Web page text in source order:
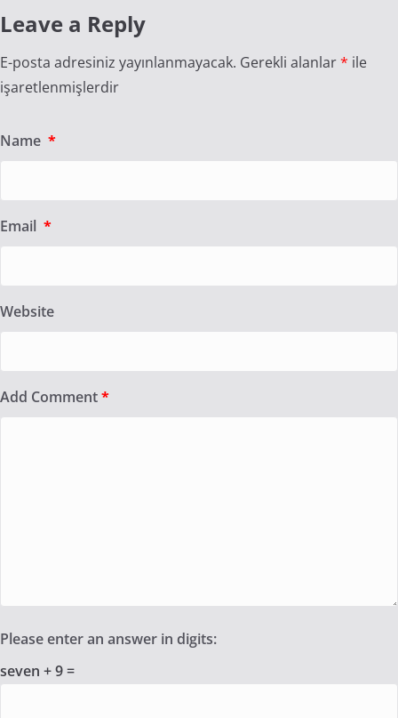
Leave a Reply
E-posta adresiniz yayınlanmayacak. Gerekli alanlar* ile
işaretlenmişlerdir
Name *
Email *
Website
Add Comment*
Please enter an answer in digits:
seven + 9 =